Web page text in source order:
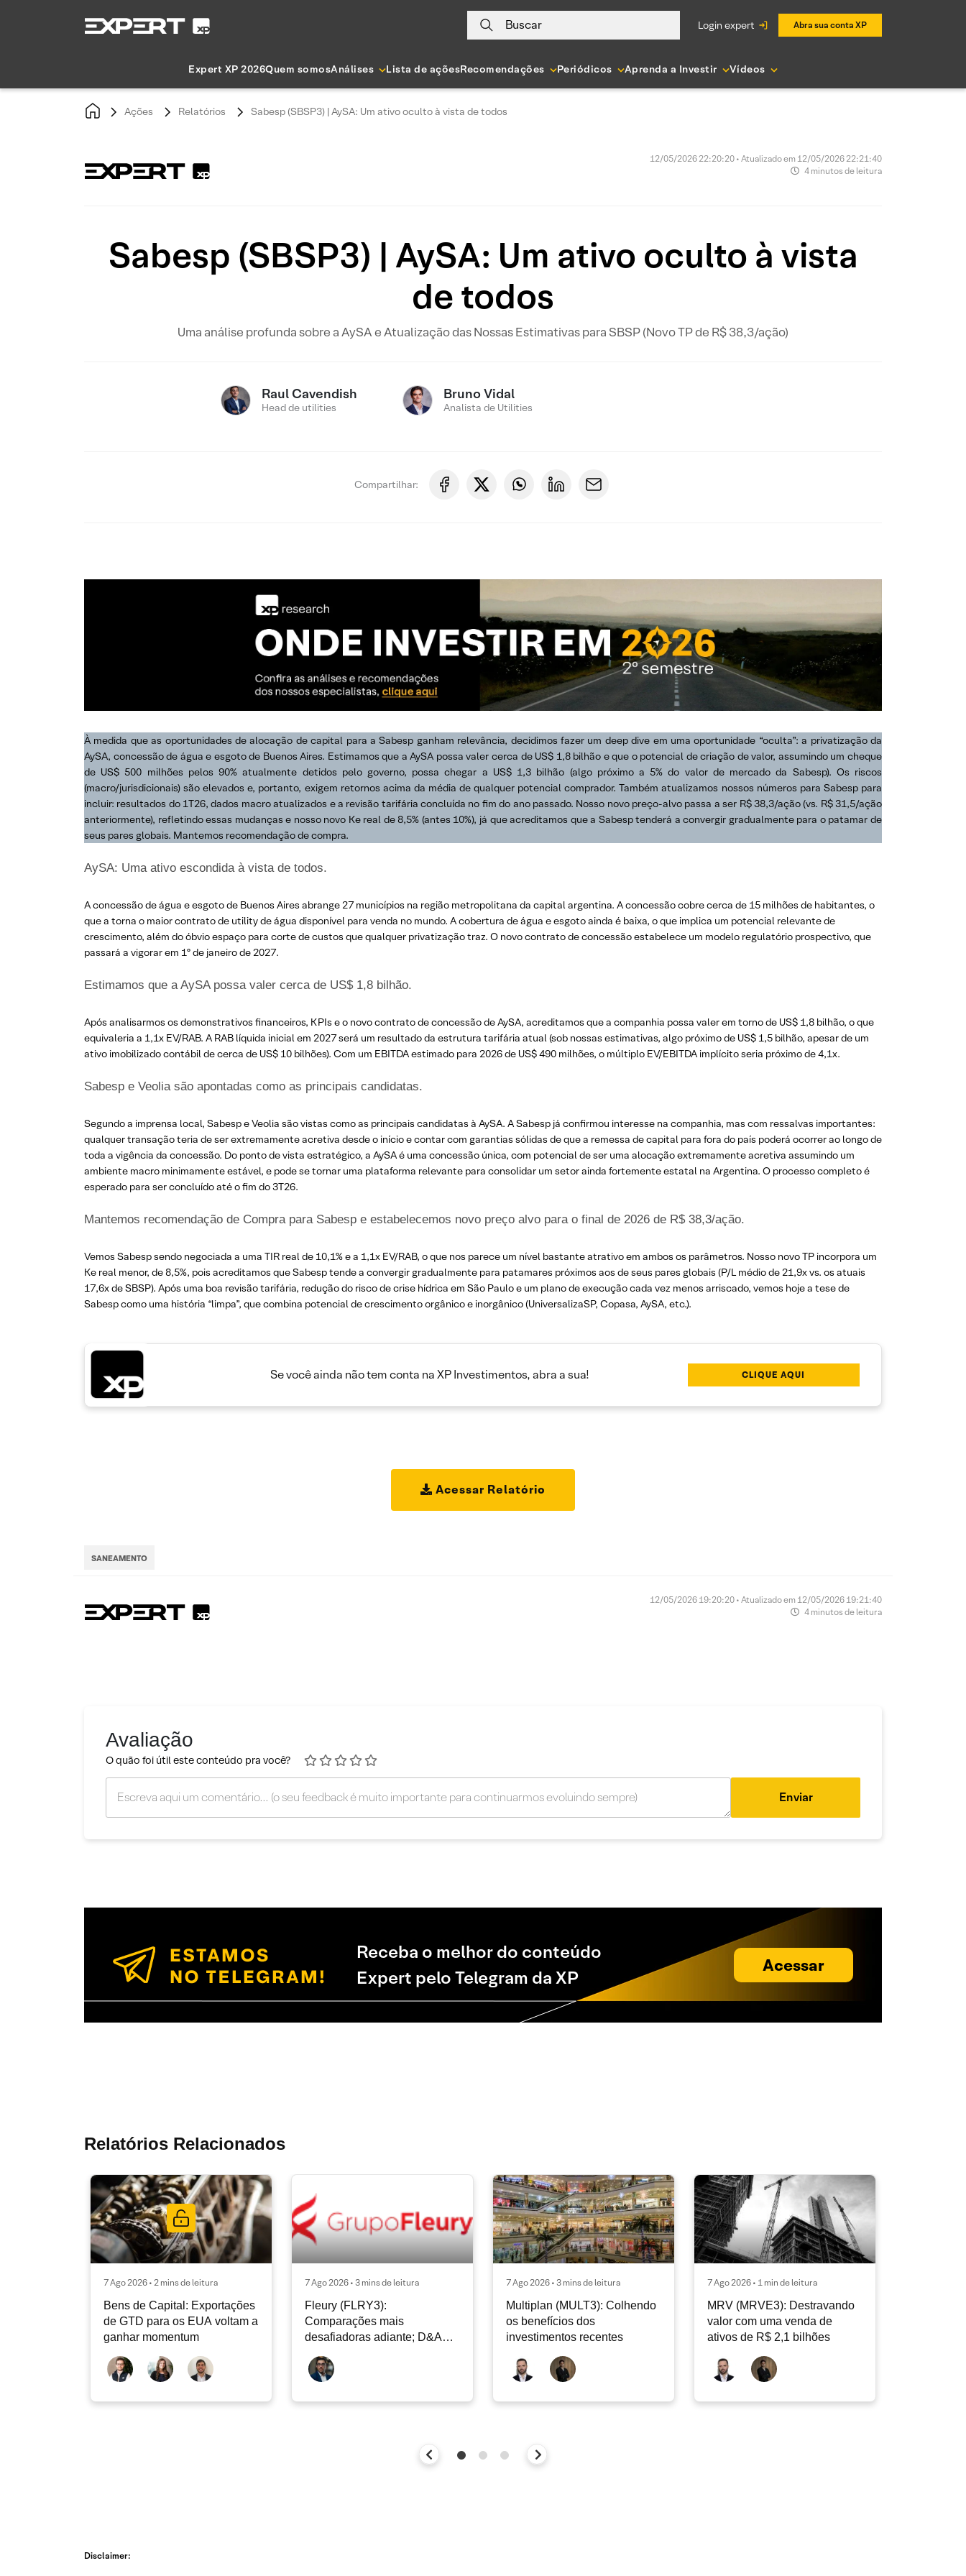
Buscar login expert Abra sua conta XP
Expert XP 2026Quem somosAnálises Lista de açõesRecomendações Periódicos Aprenda a Investir Vídeos
Ações Relatórios Sabesp (SBSP3) | AySA: Um ativo oculto à vista de todos
12/05/2026 22:20:20 • Atualizado em 12/05/2026 22:21:40
4 minutos de leitura
Sabesp (SBSP3) | AySA: Um ativo oculto à vista
de todos
Uma análise profunda sobre a AySA e Atualização das Nossas Estimativas para SBSP (Novo TP de R$ 38,3/ação)
Raul Cavendish
Head de utilities
Bruno Vidal
Analista de Utilities
Compartilhar:
À medida que as oportunidades de alocação de capital para a Sabesp ganham relevância, decidimos fazer um deep dive em uma oportunidade “oculta”: a privatização da
AySA, concessão de água e esgoto de Buenos Aires. Estimamos que a AySA possa valer cerca de US$ 1,8 bilhão e que o potencial de criação de valor, assumindo um cheque
de US$ 500 milhões pelos 90% atualmente detidos pelo governo, possa chegar a US$ 1,3 bilhão (algo próximo a 5% do valor de mercado da Sabesp). Os riscos
(macro/jurisdicionais) são elevados e, portanto, exigem retornos acima da média de qualquer potencial comprador. Também atualizamos nossos números para Sabesp para
incluir: resultados do 1T26, dados macro atualizados e a revisão tarifária concluída no fim do ano passado. Nosso novo preço-alvo passa a ser R$ 38,3/ação (vs. R$ 31,5/ação
anteriormente), refletindo essas mudanças e nosso novo Ke real de 8,5% (antes 10%), já que acreditamos que a Sabesp tenderá a convergir gradualmente para o patamar de
seus pares globais. Mantemos recomendação de compra.
AySA: Uma ativo escondida à vista de todos.
A concessão de água e esgoto de Buenos Aires abrange 27 municípios na região metropolitana da capital argentina. A concessão cobre cerca de 15 milhões de habitantes, o
que a torna o maior contrato de utility de água disponível para venda no mundo. A cobertura de água e esgoto ainda é baixa, o que implica um potencial relevante de
crescimento, além do óbvio espaço para corte de custos que qualquer privatização traz. O novo contrato de concessão estabelece um modelo regulatório prospectivo, que
passará a vigorar em 1º de janeiro de 2027.
Estimamos que a AySA possa valer cerca de US$ 1,8 bilhão.
Após analisarmos os demonstrativos financeiros, KPIs e o novo contrato de concessão de AySA, acreditamos que a companhia possa valer em torno de US$ 1,8 bilhão, o que
equivaleria a 1,1x EV/RAB. A RAB líquida inicial em 2027 será um resultado da estrutura tarifária atual (sob nossas estimativas, algo próximo de US$ 1,5 bilhão, apesar de um
ativo imobilizado contábil de cerca de US$ 10 bilhões). Com um EBITDA estimado para 2026 de US$ 490 milhões, o múltiplo EV/EBITDA implícito seria próximo de 4,1x.
Sabesp e Veolia são apontadas como as principais candidatas.
Segundo a imprensa local, Sabesp e Veolia são vistas como as principais candidatas à AySA. A Sabesp já confirmou interesse na companhia, mas com ressalvas importantes:
qualquer transação teria de ser extremamente acretiva desde o início e contar com garantias sólidas de que a remessa de capital para fora do país poderá ocorrer ao longo de
toda a vigência da concessão. Do ponto de vista estratégico, a AySA é uma concessão única, com potencial de ser uma alocação extremamente acretiva assumindo um
ambiente macro minimamente estável, e pode se tornar uma plataforma relevante para consolidar um setor ainda fortemente estatal na Argentina. O processo completo é
esperado para ser concluído até o fim do 3T26.
Mantemos recomendação de Compra para Sabesp e estabelecemos novo preço alvo para o final de 2026 de R$ 38,3/ação.
Vemos Sabesp sendo negociada a uma TIR real de 10,1% e a 1,1x EV/RAB, o que nos parece um nível bastante atrativo em ambos os parâmetros. Nosso novo TP incorpora um
Ke real menor, de 8,5%, pois acreditamos que Sabesp tende a convergir gradualmente para patamares próximos aos de seus pares globais (P/L médio de 21,9x vs. os atuais
17,6x de SBSP). Após uma boa revisão tarifária, redução do risco de crise hídrica em São Paulo e um plano de execução cada vez menos arriscado, vemos hoje a tese de
Sabesp como uma história “limpa”, que combina potencial de crescimento orgânico e inorgânico (UniversalizaSP, Copasa, AySA, etc.).
Se você ainda não tem conta na XP Investimentos, abra a sua! CLIQUE AQUI
Acessar Relatório
SANEAMENTO
12/05/2026 19:20:20 • Atualizado em 12/05/2026 19:21:40
4 minutos de leitura
Avaliação
O quão foi útil este conteúdo pra você?
Enviar
Receba o melhor do conteúdo
Expert pelo Telegram da XP
Acessar
Relatórios Relacionados
7 Ago 2026 • 2 mins de leitura
Bens de Capital: Exportações
de GTD para os EUA voltam a
ganhar momentum
7 Ago 2026 • 3 mins de leitura
Fleury (FLRY3):
Comparações mais
desafiadoras adiante; D&A
deve permanecer nos níveis
atuais
7 Ago 2026 • 3 mins de leitura
Multiplan (MULT3): Colhendo
os benefícios dos
investimentos recentes
7 Ago 2026 • 1 min de leitura
MRV (MRVE3): Destravando
valor com uma venda de
ativos de R$ 2,1 bilhões
Disclaimer: